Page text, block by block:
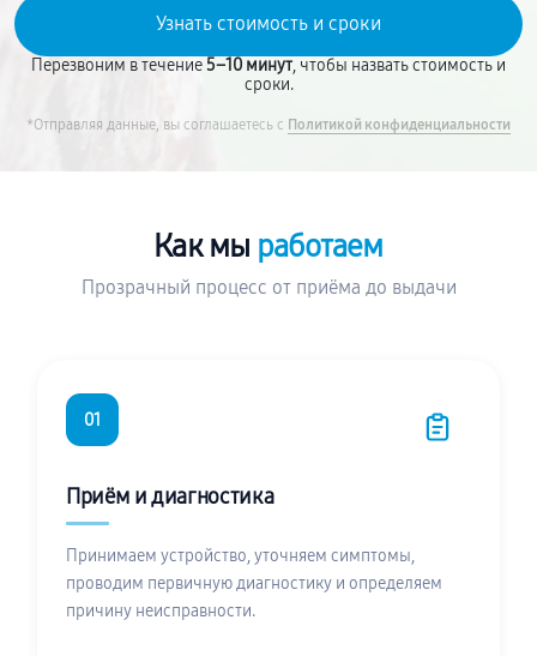
Перезвоним в течение5–10 минут, чтобы назвать стоимость и
сроки.
*Отправляя данные, вы соглашаетесь с Политикой конфиденциальности
Как мы работаем
Прозрачный процесс от приёма до выдачи
01
Приём и диагностика
Принимаем устройство, уточняем симптомы,
проводим первичную диагностику и определяем
причину неисправности.